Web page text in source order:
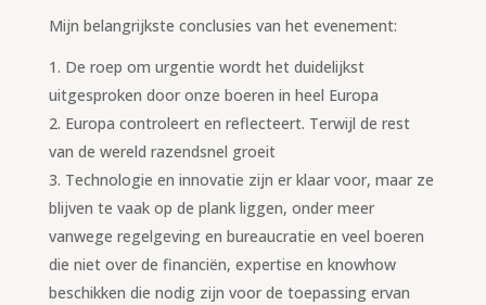
Mijn belangrijkste conclusies van het evenement:
De roep om urgentie wordt het duidelijkst
uitgesproken door onze boeren in heel Europa
Europa controleert en reflecteert. Terwijl de rest
van de wereld razendsnel groeit
Technologie en innovatie zijn er klaar voor, maar ze
blijven te vaak op de plank liggen, onder meer
vanwege regelgeving en bureaucratie en veel boeren
die niet over de financiën, expertise en knowhow
beschikken die nodig zijn voor de toepassing ervan